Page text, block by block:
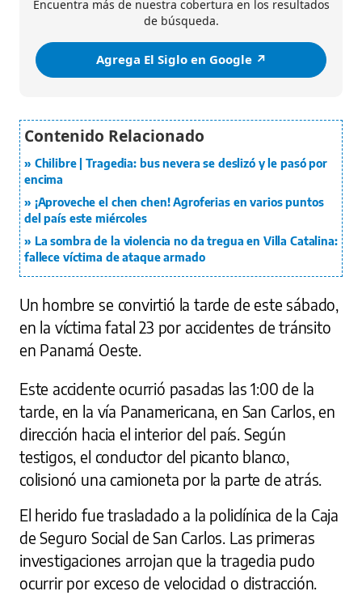
Encuentra más de nuestra cobertura en los resultados
de búsqueda.
Agrega El Siglo en Google ↗️
Chilibre | Tragedia: bus nevera se deslizó y le pasó por
encima
¡Aproveche el chen chen! Agroferias en varios puntos
del país este miércoles
La sombra de la violencia no da tregua en Villa Catalina:
fallece víctima de ataque armado
Un hombre se convirtió la tarde de este sábado,
en la víctima fatal 23 por accidentes de tránsito
en Panamá Oeste.
Este accidente ocurrió pasadas las 1:00 de la
tarde, en la vía Panamericana, en San Carlos, en
dirección hacia el interior del país. Según
testigos, el conductor del picanto blanco,
colisionó una camioneta por la parte de atrás.
El herido fue trasladado a la policlínica de la Caja
de Seguro Social de San Carlos. Las primeras
investigaciones arrojan que la tragedia pudo
ocurrir por exceso de velocidad o distracción.